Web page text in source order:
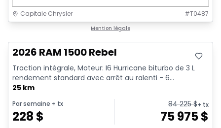
Capitale Chrysler #T0487
Mention légale
2026 RAM 1500 Rebel
Traction intégrale, Moteur: I6 Hurricane biturbo de 3 L
rendement standard avec arrêt au ralenti - 6...
25 km
Par semaine + tx
228 $
84 225$+ tx
75 975$